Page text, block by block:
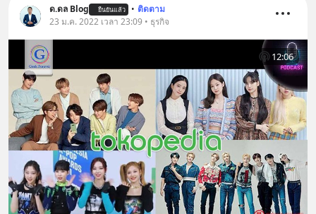
ด.ดล Blog ยืนยันแล้ว • ติดตาม
23 ม.ค. 2022 เวลา 23:09 • ธุรกิจ
12:06